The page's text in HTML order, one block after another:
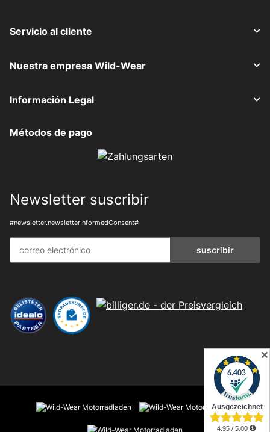
Servicio al cliente
Nuestra empresa Wild-Wear
Información Legal
Métodos de pago
Newsletter suscribir
#newsletter.newsletterInformedConsent#
suscribir
✕